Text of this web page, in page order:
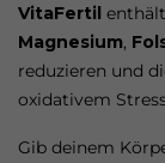
VitaFertil
Magnesium,
reduzieren und
oxidativem
Gib deinem